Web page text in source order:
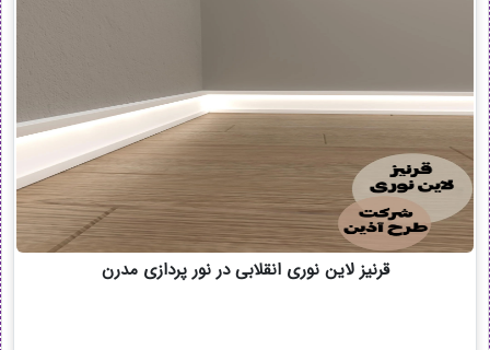
قرنیز لاین نوری انقلابی در نور پردازی مدرن